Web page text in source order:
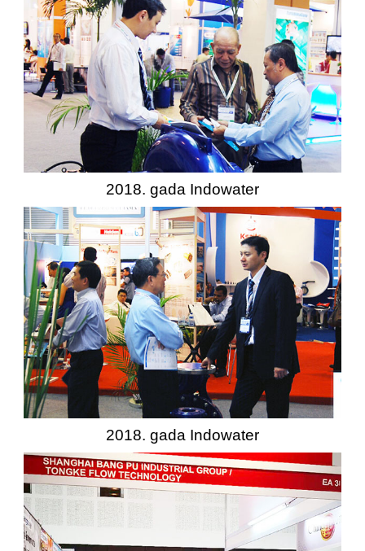
2018. gada Indowater
2018. gada Indowater